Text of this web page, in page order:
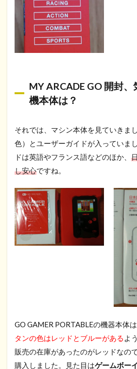
MY ARCADE GO 開封
機本体は？
それでは、マシン本体を見ていきま
色）とユーザーガイドが入っていま
ドは英語やフランス語などのほか、
し安心ですね。
GO GAMER PORTABLEの機器本体
タンの色はレッドとブルーがある よ
販売の在庫があったのがレッドなの
購入しました。見た目はゲームボー